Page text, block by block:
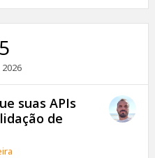
2026
suas APIs
de